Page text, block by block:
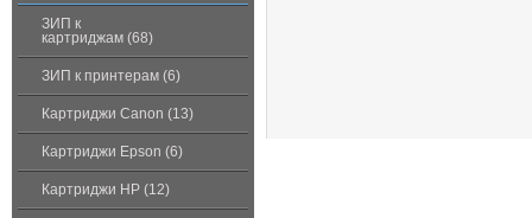
ЗИП к
картриджам (68)
ЗИП к принтерам (6)
Картриджи Canon (13)
Картриджи Epson (6)
Картриджи HP (12)